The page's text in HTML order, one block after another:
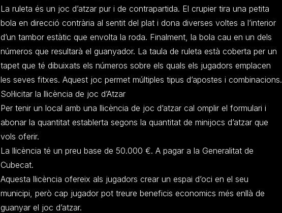
La ruleta és un joc d’atzar pur i de contrapartida. El crupier tira una petita
bola en direcció contrària al sentit del plat i dona diverses voltes a l’interior
d’un tambor estàtic que envolta la roda. Finalment, la bola cau en un dels
números que resultarà el guanyador. La taula de ruleta està coberta per un
tapet que té dibuixats els números sobre els quals els jugadors emplacen
les seves fitxes. Aquest joc permet múltiples tipus d’apostes i combinacions.
Sol·licitar la llicència de joc d’Atzar
Per tenir un local amb una llicència de joc d’atzar cal omplir el formulari i
abonar la quantitat establerta segons la quantitat de minijocs d’atzar que
vols oferir.
La llicència té un preu base de 50.000 €. A pagar a la Generalitat de
Cubecat.
Aquesta llicència ofereix als jugadors crear un espai d’oci en el seu
municipi, però cap jugador pot treure beneficis economics més enllà de
guanyar el joc d’atzar.